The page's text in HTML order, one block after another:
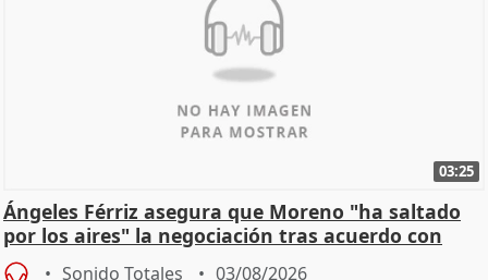
03:25
Ángeles Férriz asegura que Moreno "ha saltado
por los aires" la negociación tras acuerdo con
SMA
Sonido Totales 03/08/2026